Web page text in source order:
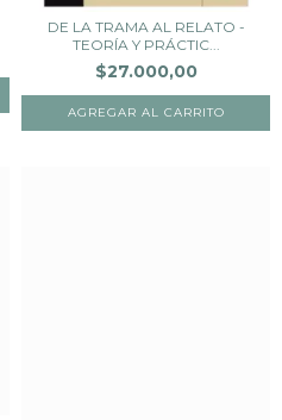
DE LA TRAMA AL RELATO -
TEORÍA Y PRÁCTIC...
$27.000,00